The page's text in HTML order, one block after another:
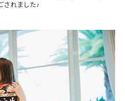
されました♪